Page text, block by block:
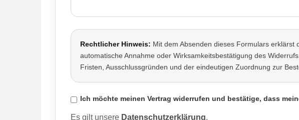
Rechtlicher Hinweis: Mit dem Absenden dieses Formulars
automatische Annahme oder Wirksamkeitsbestätigung des
Fristen, Ausschlussgründen und der eindeutigen Zuordnung zur
Ich möchte meinen Vertrag widerrufen und bestätige, dass
Es gilt unsere Datenschutzerklärung.